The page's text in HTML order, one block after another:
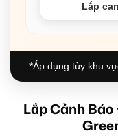
Lắp
*Áp dụng tùy khu
Lắp Cảnh